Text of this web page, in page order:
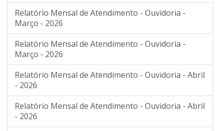
Relatório Mensal de Atendimento - Ouvidoria -
Março - 2026
Relatório Mensal de Atendimento - Ouvidoria -
Março - 2026
Relatório Mensal de Atendimento - Ouvidoria - Abril
- 2026
Relatório Mensal de Atendimento - Ouvidoria - Abril
- 2026